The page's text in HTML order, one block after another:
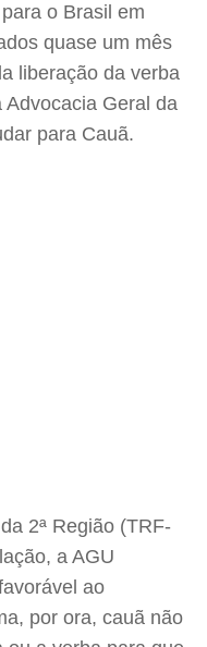
o Brasil em
quase um mês
liberação da verba
Geral da
para Cauã.
2ª Região (TRF-
a AGU
ao
por ora, cauã não